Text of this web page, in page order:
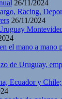
26/11/2024
Racing,
26/11/2024
el mano a mano
de Uruguay,
Ecuador y